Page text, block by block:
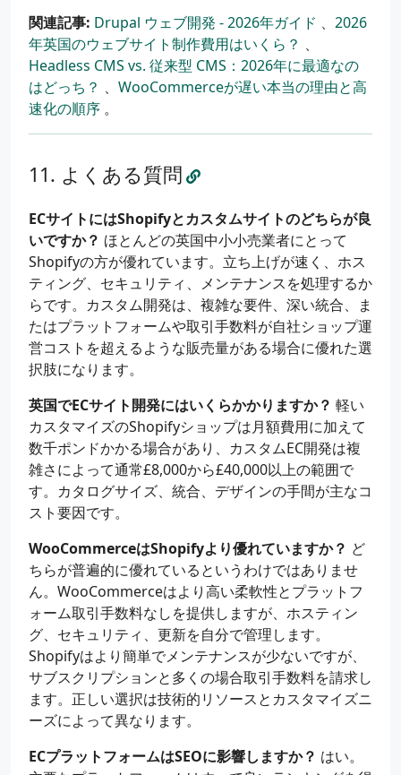
関連記事: Drupal ウェブ開発 - 2026年ガイド 、 2026
年英国のウェブサイト制作費用はいくら？ 、
Headless CMS vs. 従来型 CMS：2026年に最適なの
はどっち？ 、 WooCommerceが遅い本当の理由と高
速化の順序 。
よくある質問
ECサイトにはShopifyとカスタムサイトのどちらが良
いですか？ ほとんどの英国中小小売業者にとって
Shopifyの方が優れています。立ち上げが速く、ホス
ティング、セキュリティ、メンテナンスを処理するか
らです。カスタム開発は、複雑な要件、深い統合、ま
たはプラットフォームや取引手数料が自社ショップ運
営コストを超えるような販売量がある場合に優れた選
択肢になります。
英国でECサイト開発にはいくらかかりますか？ 軽い
カスタマイズのShopifyショップは月額費用に加えて
数千ポンドかかる場合があり、カスタムEC開発は複
雑さによって通常£8,000から£40,000以上の範囲で
す。カタログサイズ、統合、デザインの手間が主なコ
スト要因です。
WooCommerceはShopifyより優れていますか？ ど
ちらが普遍的に優れているというわけではありませ
ん。WooCommerceはより高い柔軟性とプラットフ
ォーム取引手数料なしを提供しますが、ホスティン
グ、セキュリティ、更新を自分で管理します。
Shopifyはより簡単でメンテナンスが少ないですが、
サブスクリプションと多くの場合取引手数料を請求し
ます。正しい選択は技術的リソースとカスタマイズニ
ーズによって異なります。
ECプラットフォームはSEOに影響しますか？ はい。